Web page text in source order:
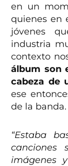
en un
quienes en
jóvenes
industria
contexto
álbum son
cabeza de
ese
de la banda.
“Estaba
canciones
imágenes